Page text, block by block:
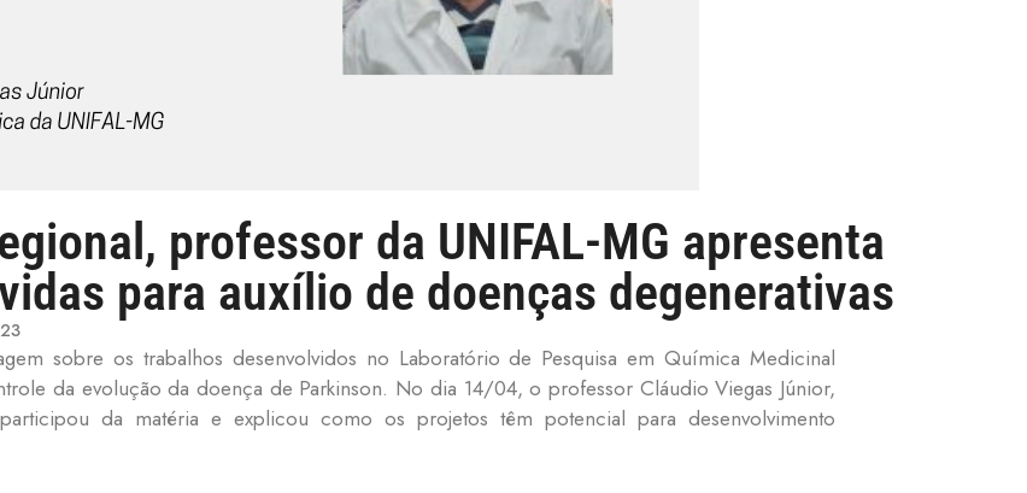
professor da UNIFAL-MG apresenta
para auxílio de doenças degenerativas
sobre os trabalhos desenvolvidos no Laboratório de Pesquisa em Química Medicinal
da evolução da doença de Parkinson. No dia 14/04, o professor Cláudio Viegas Júnior,
da matéria e explicou como os projetos têm potencial para desenvolvimento